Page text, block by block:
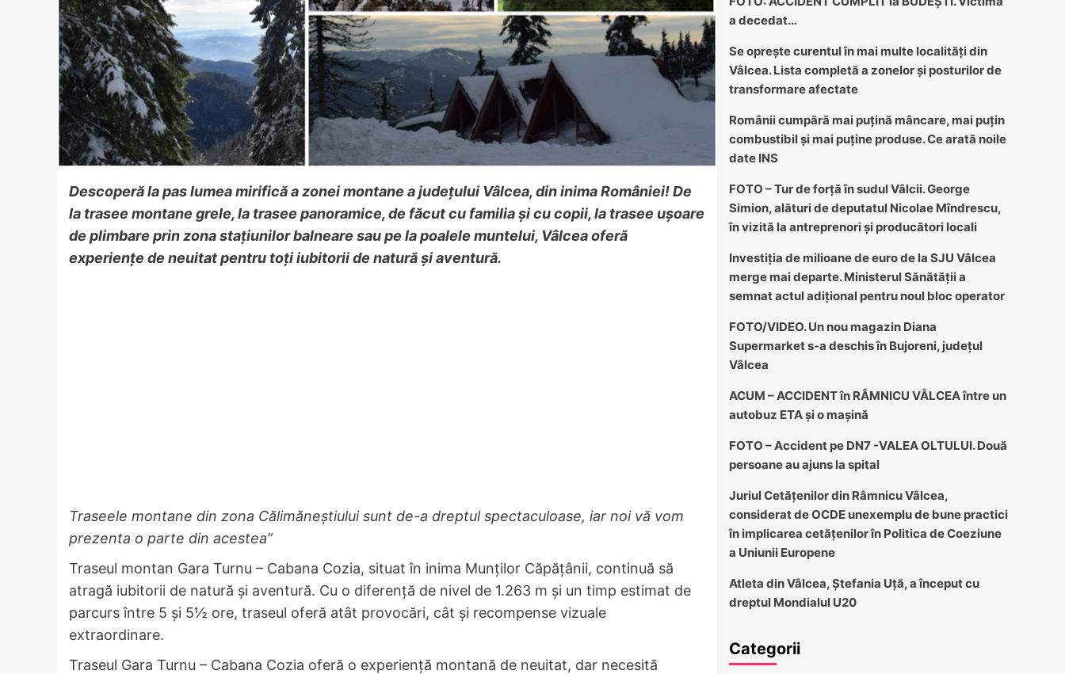
Descoperă la pas lumea mirifică a zonei montane a județului Vâlcea, din inima României! De
la trasee montane grele, la trasee panoramice, de făcut cu familia și cu copii, la trasee ușoare
de plimbare prin zona stațiunilor balneare sau pe la poalele muntelui, Vâlcea oferă
experiențe de neuitat pentru toți iubitorii de natură și aventură.
Traseele montane din zona Călimăneștiului sunt de-a dreptul spectaculoase, iar noi vă vom
prezenta o parte din acestea”
Traseul montan Gara Turnu – Cabana Cozia, situat în inima Munților Căpățânii, continuă să
atragă iubitorii de natură și aventură. Cu o diferență de nivel de 1.263 m și un timp estimat de
parcurs între 5 și 5½ ore, traseul oferă atât provocări, cât și recompense vizuale
extraordinare.
Traseul Gara Turnu – Cabana Cozia oferă o experiență montană de neuitat, dar necesită
a decedat…
Se oprește curentul în mai multe localități din
Vâlcea. Lista completă a zonelor și posturilor de
transformare afectate
Românii cumpără mai puțină mâncare, mai puțin
combustibil și mai puține produse. Ce arată noile
date INS
FOTO – Tur de forță în sudul Vâlcii. George
Simion, alături de deputatul Nicolae Mîndrescu,
în vizită la antreprenori și producători locali
Investiția de milioane de euro de la SJU Vâlcea
merge mai departe. Ministerul Sănătății a
semnat actul adițional pentru noul bloc operator
FOTO/VIDEO. Un nou magazin Diana
Supermarket s-a deschis în Bujoreni, județul
Vâlcea
ACUM – ACCIDENT în RÂMNICU VÂLCEA între un
autobuz ETA și o mașină
FOTO – Accident pe DN7 -VALEA OLTULUI. Două
persoane au ajuns la spital
Juriul Cetățenilor din Râmnicu Vâlcea,
considerat de OCDE unexemplu de bune practici
în implicarea cetățenilor în Politica de Coeziune
a Uniunii Europene
Atleta din Vâlcea, Ștefania Uță, a început cu
dreptul Mondialul U20
Categorii